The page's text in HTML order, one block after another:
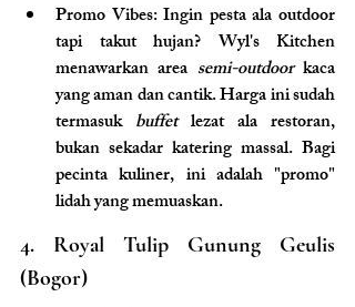
Promo Vibes: Ingin pesta ala outdoor
tapi takut hujan? Wyl's Kitchen
menawarkan area semi-outdoor kaca
yang aman dan cantik. Harga ini sudah
termasuk buffet lezat ala restoran,
bukan sekadar katering massal. Bagi
pecinta kuliner, ini adalah "promo"
lidah yang memuaskan.
4. Royal Tulip Gunung Geulis
(Bogor)